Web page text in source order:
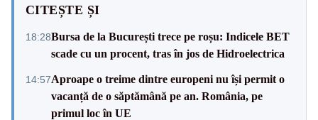
CITEȘTE ȘI
18:28Bursa de la București trece pe roșu: Indicele BET
scade cu un procent, tras în jos de Hidroelectrica
14:57Aproape o treime dintre europeni nu își permit o
vacanță de o săptămână pe an. România, pe
primul loc în UE